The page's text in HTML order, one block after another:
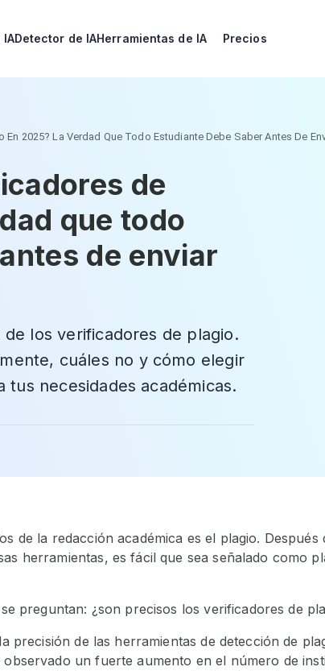
IADetector de IAHerramientas de IA Precios
2025? La Verdad Que Todo Estudiante Debe Saber Antes De
de
que todo
de enviar
los verificadores de plagio.
cuáles no y cómo elegir
necesidades académicas.
de la redacción académica es el plagio.
herramientas, es fácil que sea señalado como
preguntan: ¿son precisos los verificadores de
precisión de las herramientas de detección de
observado un fuerte aumento en el número de